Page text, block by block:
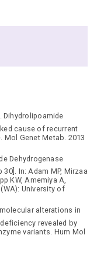
. Dihydrolipoamide
cause of recurrent
Mol Genet Metab. 2013
Dehydrogenase
In: Adam MP, Mirzaa
KW, Amemiya A,
University of
alterations in
revealed by
variants. Hum Mol